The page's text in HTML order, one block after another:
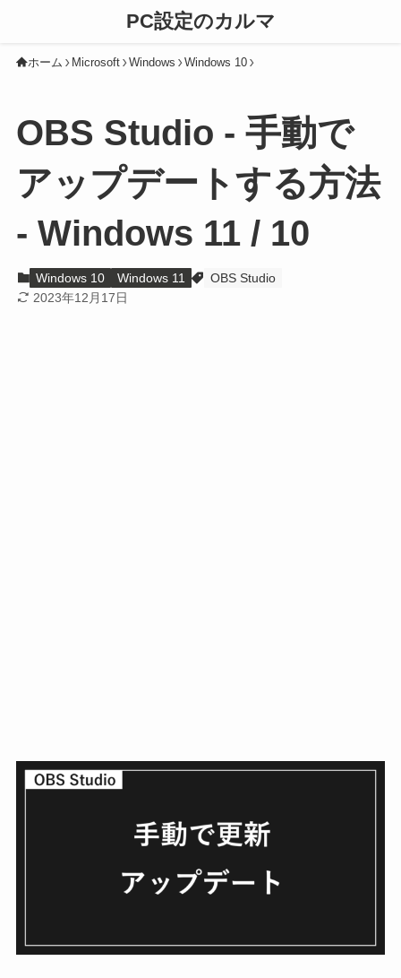
PC設定のカルマ
ホーム Microsoft Windows Windows 10
OBS Studio - 手動で
アップデートする方法
- Windows 11 / 10
Windows 10 Windows 11
OBS Studio
2023年12月17日